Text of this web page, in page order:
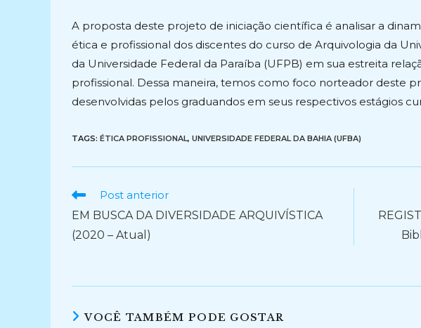
A proposta deste projeto de iniciação científica é analisar a
ética e profissional dos discentes do curso de Arquivologia da
da Universidade Federal da Paraíba (UFPB) em sua estreita
profissional. Dessa maneira, temos como foco norteador deste
desenvolvidas pelos graduandos em seus respectivos estágios
TAGS: ÉTICA PROFISSIONAL, UNIVERSIDADE FEDERAL DA BAHIA (UFBA)
Ler
artigos
Post anterior
EM BUSCA DA DIVERSIDADE ARQUIVÍSTICA
(2020 – Atual)
VOCÊ TAMBÉM PODE GOSTAR